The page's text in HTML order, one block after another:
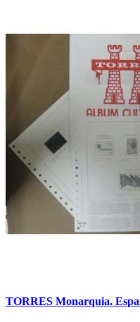
TORRES Monarquia.